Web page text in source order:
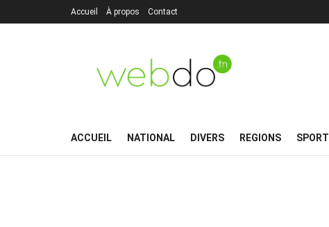
Accueil À propos Contact
ACCUEIL NATIONAL DIVERS REGIONS SPORT